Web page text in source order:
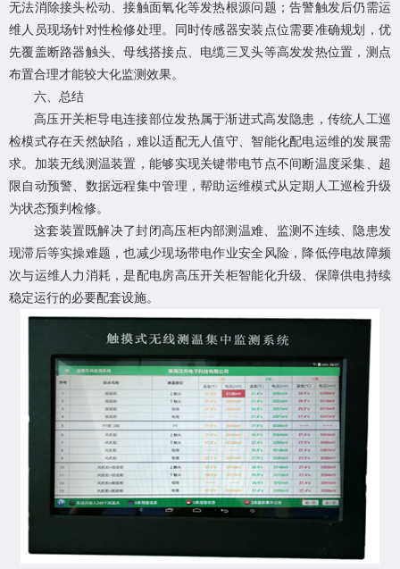
无法消除接头松动、接触面氧化等发热根源问题；告警触发后仍需运
维人员现场针对性检修处理。同时传感器安装点位需要准确规划，优
先覆盖断路器触头、母线搭接点、电缆三叉头等高发发热位置，测点
布置合理才能较大化监测效果。
六、总结
高压开关柜导电连接部位发热属于渐进式高发隐患，传统人工巡
检模式存在天然缺陷，难以适配无人值守、智能化配电运维的发展需
求。加装无线测温装置，能够实现关键带电节点不间断温度采集、超
限自动预警、数据远程集中管理，帮助运维模式从定期人工巡检升级
为状态预判检修。
这套装置既解决了封闭高压柜内部测温难、监测不连续、隐患发
现滞后等实操难题，也减少现场带电作业安全风险，降低停电故障频
次与运维人力消耗，是配电房高压开关柜智能化升级、保障供电持续
稳定运行的必要配套设施。